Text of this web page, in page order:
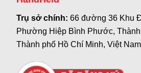
Trụ sở chính:66 đường 36 Khu
Phường Hiệp Bình Phước,
Thành phố Hồ Chí Minh, Việt Nam